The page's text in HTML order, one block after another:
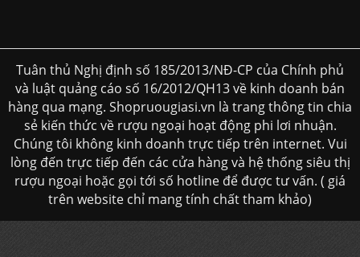
Tuân thủ Nghị định số 185/2013/NĐ-CP của Chính phủ
và luật quảng cáo số 16/2012/QH13 về kinh doanh bán
hàng qua mạng. Shopruougiasi.vn là trang thông tin chia
sẻ kiến thức về rượu ngoại hoạt động phi lơi nhuận.
Chúng tôi không kinh doanh trực tiếp trên internet. Vui
lòng đến trực tiếp đến các cửa hàng và hệ thống siêu thị
rượu ngoại hoặc gọi tới số hotline để được tư vấn. ( giá
trên website chỉ mang tính chất tham khảo)